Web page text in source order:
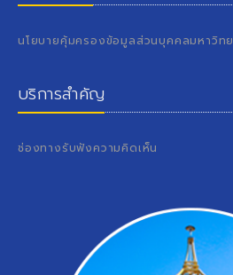
นโยบายคุ้มครองข้อมูลส่วนบุคคลมหาวิท
บริการสำคัญ
ช่องทางรับฟังความคิดเห็น